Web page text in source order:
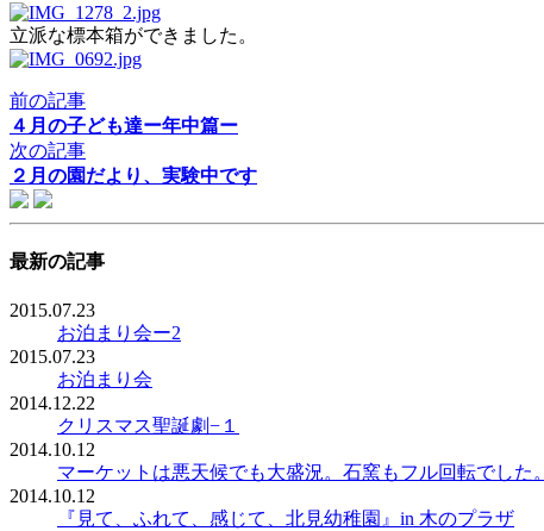
立派な標本箱ができました。
前の記事
４月の子ども達ー年中篇ー
次の記事
２月の園だより、実験中です
最新の記事
2015.07.23
お泊まり会ー2
2015.07.23
お泊まり会
2014.12.22
クリスマス聖誕劇−１
2014.10.12
マーケットは悪天候でも大盛況。石窯もフル回転でした。
2014.10.12
『見て、ふれて、感じて、北見幼稚園』in 木のプラザ